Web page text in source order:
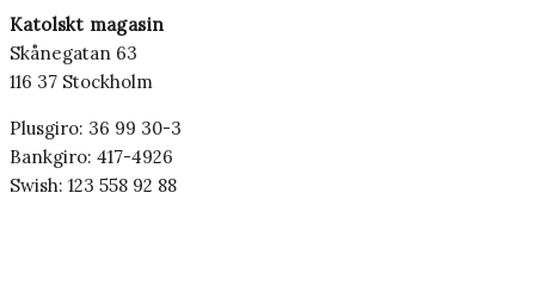
Katolskt magasin
Skånegatan 63
116 37 Stockholm
Plusgiro: 36 99 30-3
Bankgiro: 417-4926
Swish: 123 558 92 88